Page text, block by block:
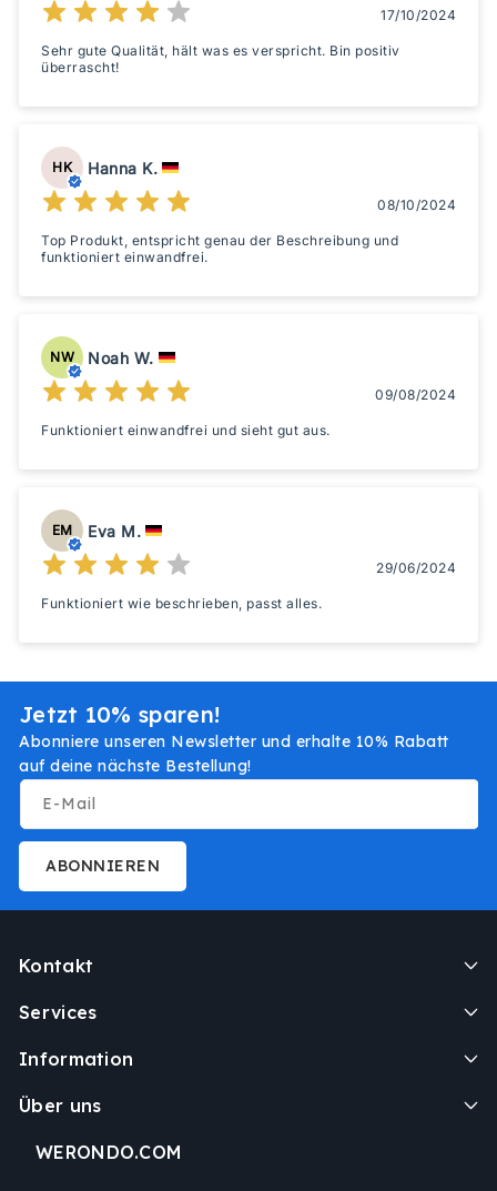
17/10/2024
Sehr gute Qualität, hält was es verspricht. Bin positiv
überrascht!
HK Hanna K.
08/10/2024
Top Produkt, entspricht genau der Beschreibung und
funktioniert einwandfrei.
NW Noah W.
09/08/2024
Funktioniert einwandfrei und sieht gut aus.
EM Eva M.
29/06/2024
Funktioniert wie beschrieben, passt alles.
Jetzt 10% sparen!
Abonniere unseren Newsletter und erhalte 10% Rabatt
auf deine nächste Bestellung!
E-Mail
ABONNIEREN
Kontakt
Services
Information
Über uns
WERONDO.COM